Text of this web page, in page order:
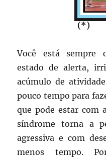
(*)
Você está sempre
estado de alerta,
acúmulo de
pouco tempo para
que pode estar com
síndrome torna a
agressiva e com
menos tempo.